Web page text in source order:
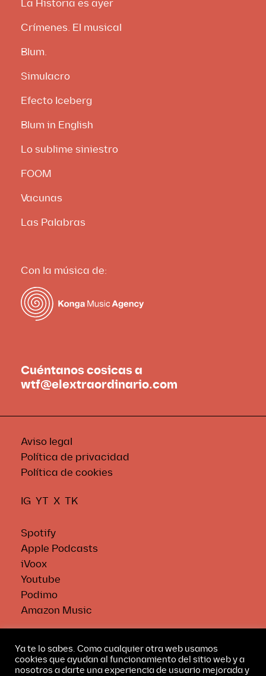
Ya te lo sabes. Como cualquier otra web usamos
cookies que ayudan al funcionamiento del sitio web y a
nosotros a darte una experiencia de usuario mejorada y
La Historia es ayer
Crímenes. El musical
Blum.
Simulacro
Efecto Iceberg
Blum in English
Lo sublime siniestro
FOOM
Vacunas
Las Palabras
Con la música de:
Cuéntanos cosicas a
wtf@elextraordinario.com
Aviso legal
Política de privacidad
Política de cookies
IG YT X TK
Spotify
Apple Podcasts
iVoox
Youtube
Podimo
Amazon Music
© 2026 El Extraordinario.